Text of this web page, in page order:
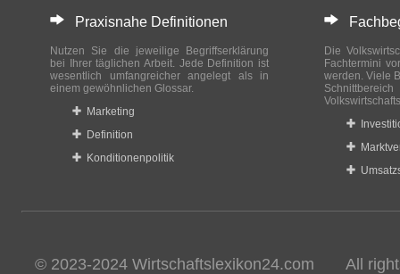
Praxisnahe Definitionen
Nutzen Sie die jeweilige Begriffserklärung
bei Ihrer täglichen Arbeit. Jede Definition ist
wesentlich umfangreicher angelegt als in
einem gewöhnlichen Glossar.
Marketing
Definition
Konditionenpolitik
Die
Fachtermini
werden. Viele
© 2023-2024 Wirtschaftslexikon24.com All